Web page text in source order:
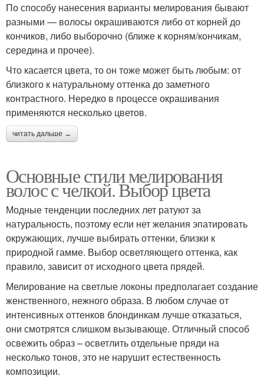
По способу нанесения варианты мелирования бывают
разными — волосы окрашиваются либо от корней до
кончиков, либо выборочно (ближе к корням/кончикам,
середина и прочее).
Что касается цвета, то он тоже может быть любым: от
близкого к натуральному оттенка до заметного
контрастного. Нередко в процессе окрашивания
применяются несколько цветов.
читать дальше →
Основные стили мелирования
волос с челкой. Выбор цвета
Модные тенденции последних лет ратуют за
натуральность, поэтому если нет желания эпатировать
окружающих, лучше выбирать оттенки, близки к
природной гамме. Выбор осветляющего оттенка, как
правило, зависит от исходного цвета прядей.
Мелирование на светлые локоны предполагает создание
женственного, нежного образа. В любом случае от
интенсивных оттенков блондинкам лучше отказаться,
они смотрятся слишком вызывающе. Отличный способ
освежить образ – осветлить отдельные пряди на
несколько тонов, это не нарушит естественность
композиции.